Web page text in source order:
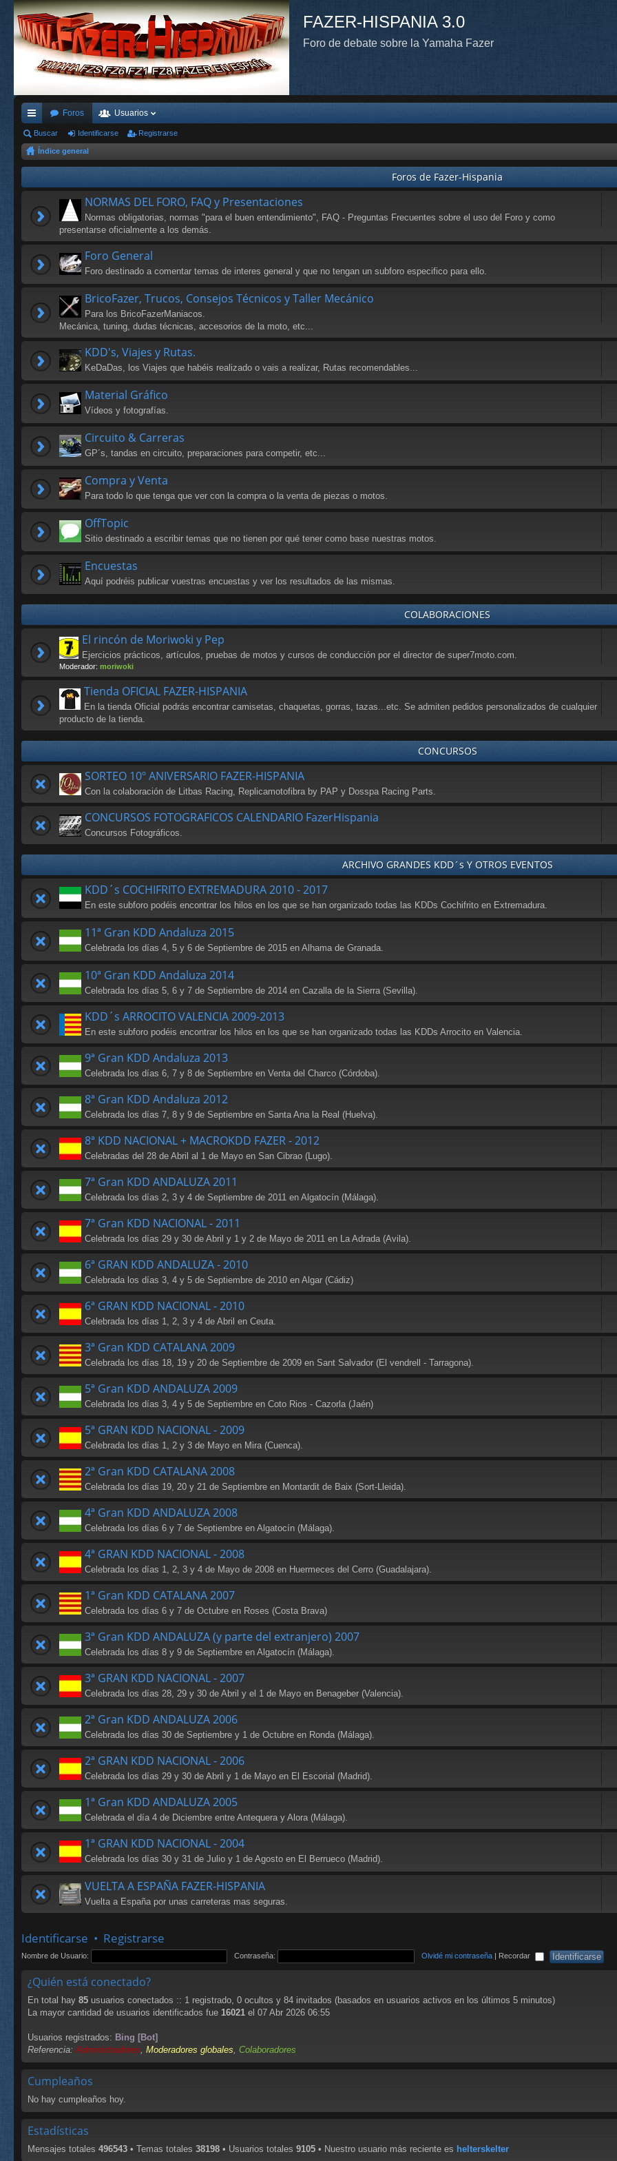
FAZER-HISPANIA 3.0
Foro de debate sobre la Yamaha Fazer
nl
ac
Foros Usuarios
Buscar Identificarse Registrarse
Índice general
Foros de Fazer-Hispania
NORMAS DEL FORO, FAQ y Presentaciones
Normas obligatorias, normas "para el buen entendimiento", FAQ - Preguntas Frecuentes sobre el uso del Foro y como
presentarse oficialmente a los demás.
Foro General
Foro destinado a comentar temas de interes general y que no tengan un subforo especifico para ello.
BricoFazer, Trucos, Consejos Técnicos y Taller Mecánico
Para los BricoFazerManiacos.
Mecánica, tuning, dudas técnicas, accesorios de la moto, etc...
KDD's, Viajes y Rutas.
KeDaDas, los Viajes que habéis realizado o vais a realizar, Rutas recomendables...
Material Gráfico
Vídeos y fotografías.
Circuito & Carreras
GP´s, tandas en circuito, preparaciones para competir, etc...
Compra y Venta
Para todo lo que tenga que ver con la compra o la venta de piezas o motos.
OffTopic
Sitio destinado a escribir temas que no tienen por qué tener como base nuestras motos.
Encuestas
Aquí podréis publicar vuestras encuestas y ver los resultados de las mismas.
COLABORACIONES
El rincón de Moriwoki y Pep
Ejercicios prácticos, artículos, pruebas de motos y cursos de conducción por el director de super7moto.com.
Moderador: moriwoki
Tienda OFICIAL FAZER-HISPANIA
En la tienda Oficial podrás encontrar camisetas, chaquetas, gorras, tazas...etc. Se admiten pedidos personalizados de cualquier
producto de la tienda.
CONCURSOS
SORTEO 10º ANIVERSARIO FAZER-HISPANIA
Con la colaboración de Litbas Racing, Replicamotofibra by PAP y Dosspa Racing Parts.
CONCURSOS FOTOGRAFICOS CALENDARIO FazerHispania
Concursos Fotográficos.
ARCHIVO GRANDES KDD´s Y OTROS EVENTOS
KDD´s COCHIFRITO EXTREMADURA 2010 - 2017
En este subforo podéis encontrar los hilos en los que se han organizado todas las KDDs Cochifrito en Extremadura.
11ª Gran KDD Andaluza 2015
Celebrada los días 4, 5 y 6 de Septiembre de 2015 en Alhama de Granada.
10ª Gran KDD Andaluza 2014
Celebrada los días 5, 6 y 7 de Septiembre de 2014 en Cazalla de la Sierra (Sevilla).
KDD´s ARROCITO VALENCIA 2009-2013
En este subforo podéis encontrar los hilos en los que se han organizado todas las KDDs Arrocito en Valencia.
9ª Gran KDD Andaluza 2013
Celebrada los días 6, 7 y 8 de Septiembre en Venta del Charco (Córdoba).
8ª Gran KDD Andaluza 2012
Celebrada los días 7, 8 y 9 de Septiembre en Santa Ana la Real (Huelva).
8ª KDD NACIONAL + MACROKDD FAZER - 2012
Celebradas del 28 de Abril al 1 de Mayo en San Cibrao (Lugo).
7ª Gran KDD ANDALUZA 2011
Celebrada los días 2, 3 y 4 de Septiembre de 2011 en Algatocín (Málaga).
7ª Gran KDD NACIONAL - 2011
Celebrada los días 29 y 30 de Abril y 1 y 2 de Mayo de 2011 en La Adrada (Avila).
6ª GRAN KDD ANDALUZA - 2010
Celebrada los días 3, 4 y 5 de Septiembre de 2010 en Algar (Cádiz)
6ª GRAN KDD NACIONAL - 2010
Celebrada los días 1, 2, 3 y 4 de Abril en Ceuta.
3ª Gran KDD CATALANA 2009
Celebrada los días 18, 19 y 20 de Septiembre de 2009 en Sant Salvador (El vendrell - Tarragona).
5ª Gran KDD ANDALUZA 2009
Celebrada los días 3, 4 y 5 de Septiembre en Coto Rios - Cazorla (Jaén)
5ª GRAN KDD NACIONAL - 2009
Celebrada los días 1, 2 y 3 de Mayo en Mira (Cuenca).
2ª Gran KDD CATALANA 2008
Celebrada los días 19, 20 y 21 de Septiembre en Montardit de Baix (Sort-Lleida).
4ª Gran KDD ANDALUZA 2008
Celebrada los días 6 y 7 de Septiembre en Algatocín (Málaga).
4ª GRAN KDD NACIONAL - 2008
Celebrada los días 1, 2, 3 y 4 de Mayo de 2008 en Huermeces del Cerro (Guadalajara).
1ª Gran KDD CATALANA 2007
Celebrada los días 6 y 7 de Octubre en Roses (Costa Brava)
3ª Gran KDD ANDALUZA (y parte del extranjero) 2007
Celebrada los días 8 y 9 de Septiembre en Algatocín (Málaga).
3ª GRAN KDD NACIONAL - 2007
Celebrada los días 28, 29 y 30 de Abril y el 1 de Mayo en Benageber (Valencia).
2ª Gran KDD ANDALUZA 2006
Celebrada los días 30 de Septiembre y 1 de Octubre en Ronda (Málaga).
2ª GRAN KDD NACIONAL - 2006
Celebrada los días 29 y 30 de Abril y 1 de Mayo en El Escorial (Madrid).
1ª Gran KDD ANDALUZA 2005
Celebrada el día 4 de Diciembre entre Antequera y Alora (Málaga).
1ª GRAN KDD NACIONAL - 2004
Celebrada los días 30 y 31 de Julio y 1 de Agosto en El Berrueco (Madrid).
VUELTA A ESPAÑA FAZER-HISPANIA
Vuelta a España por unas carreteras mas seguras.
Identificarse • Registrarse
Nombre de Usuario: Contraseña: Olvidé mi contraseña | Recordar
¿Quién está conectado?
En total hay 85 usuarios conectados :: 1 registrado, 0 ocultos y 84 invitados (basados en usuarios activos en los últimos 5 minutos)
La mayor cantidad de usuarios identificados fue 16021 el 07 Abr 2026 06:55
Usuarios registrados: Bing [Bot]
Referencia:Administradores, Moderadores globales, Colaboradores
Cumpleaños
No hay cumpleaños hoy.
Estadísticas
Mensajes totales 496543 • Temas totales 38198 • Usuarios totales 9105 • Nuestro usuario más reciente es helterskelter